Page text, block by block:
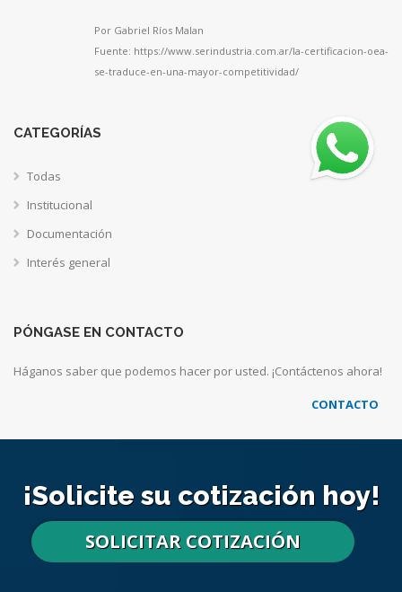
Por Gabriel Ríos Malan
Fuente: https://www.serindustria.com.ar/la-certificacion-oea-
se-traduce-en-una-mayor-competitividad/
CATEGORÍAS
Todas
Institucional
Documentación
Interés general
PÓNGASE EN CONTACTO
Háganos saber que podemos hacer por usted. ¡Contáctenos ahora!
CONTACTO
¡Solicite su cotización hoy!
SOLICITAR COTIZACIÓN